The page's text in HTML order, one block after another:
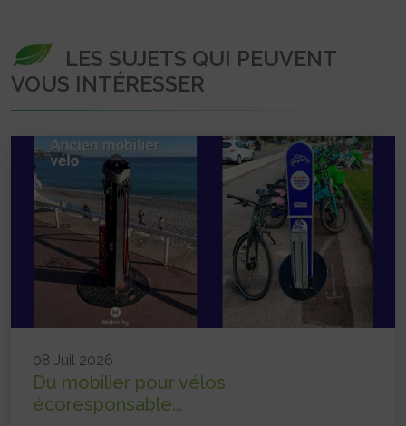
LES SUJETS QUI PEUVENT
VOUS INTÉRESSER
08 Juil 2026
Du mobilier pour vélos
écoresponsable...